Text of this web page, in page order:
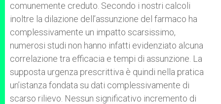
comunemente creduto. Secondo i nostri calcoli
inoltre la dilazione dell’assunzione del farmaco ha
complessivamente un impatto scarsissimo,
numerosi studi non hanno infatti evidenziato alcuna
correlazione tra efficacia e tempi di assunzione. La
supposta urgenza prescrittiva è quindi nella pratica
un’istanza fondata su dati complessivamente di
scarso rilievo. Nessun significativo incremento di